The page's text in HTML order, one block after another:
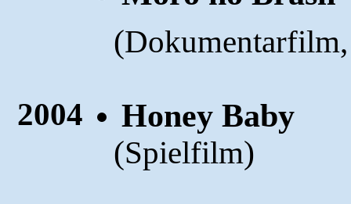
(
2004
Honey Baby
(Spielfilm)